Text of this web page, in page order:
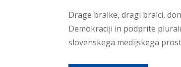
Drage bralke, dragi bralci,
Demokraciji in podprite
slovenskega medijskega